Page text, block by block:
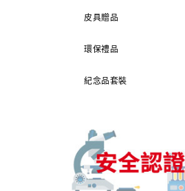
皮具贈品
環保禮品
紀念品套裝